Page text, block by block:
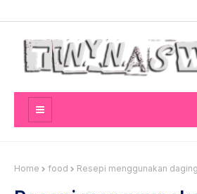
Home food Resepi menggunakan